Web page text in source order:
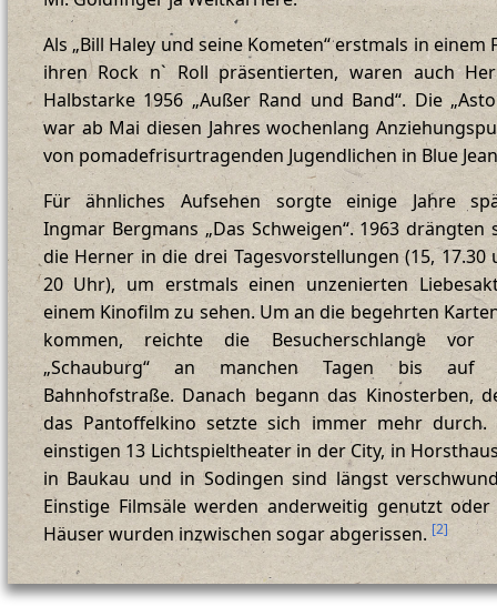
Als „Bill Haley und seine Kometen“ erstmals in einem
ihren Rock n` Roll präsentierten, waren auch
Halbstarke 1956 „Außer Rand und Band“. Die
war ab Mai diesen Jahres wochenlang
von pomadefrisurtragenden Jugendlichen in Blue
Für ähnliches Aufsehen sorgte einige Jahre
Ingmar Bergmans „Das Schweigen“. 1963 drängten
die Herner in die drei Tagesvorstellungen (15, 17.30
20 Uhr), um erstmals einen unzenierten
einem Kinofilm zu sehen. Um an die begehrten
kommen, reichte die Besucherschlange vor
„Schauburg“ an manchen Tagen bis auf
Bahnhofstraße. Danach begann das Kinosterben,
das Pantoffelkino setzte sich immer mehr durch.
einstigen 13 Lichtspieltheater in der City, in
in Baukau und in Sodingen sind längst
Einstige Filmsäle werden anderweitig genutzt
Häuser wurden inzwischen sogar abgerissen. [2]